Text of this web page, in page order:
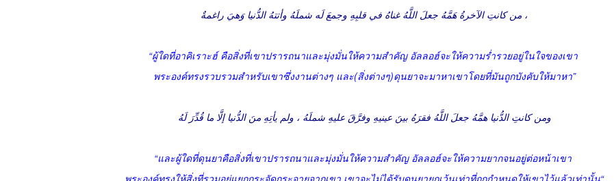
‎من كانتِ الآخرةُ هَمَّهُ جعلَ اللَّهُ غناهُ في قلبِهِ وجمعَ لَه شملَهُ وأتتهُ الدُّنيا وَهيَ راغمةٌ ،
“ผู้ใดที่อาคิเราะฮ์ คือสิ่งที่เขาปรารถนาและมุ่งมั่นให้ความสำคัญ อัลลอฮ์จะให้ความร่ำรวยอยู่ในใจของเขา
พระองค์ทรงรวบรวมสำหรับเขาซึ่งงานต่างๆ และ(สิ่งต่างๆ)ดุนยาจะมาหาเขาโดยที่มันถูกบังคับให้มาหา”
ومن كانتِ الدُّنيا همَّهُ جعلَ اللَّهُ فقرَهُ بينَ عينيهِ وفرَّقَ عليهِ شملَهُ ، ولم يأتِهِ منَ الدُّنيا إلَّا ما قُدِّرَ لَهُ
“และผู้ใดที่ดุนยาคือสิ่งที่เขาปรารถนาและมุ่งมั่นให้ความสำคัญ อัลลอฮ์จะให้ความยากจนอยู่ต่อหน้าเขา
พระองค์ทรงให้สิ่งที่รวมอยู่แยกกระจัดกระจายจากเขา เขาจะไม่ได้รับดุนยายกเว้นเท่าที่ถูกกำหนดให้เขาไว้แล้วเท่านั้น“